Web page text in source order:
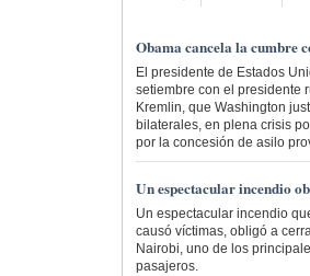
Obama cancela la cumbre
El presidente de Estados
setiembre con el presidente
Kremlin, que Washington
bilaterales, en plena crisis
por la concesión de asilo
Un espectacular incendio
Un espectacular incendio
causó víctimas, obligó a
Nairobi, uno de los
pasajeros.